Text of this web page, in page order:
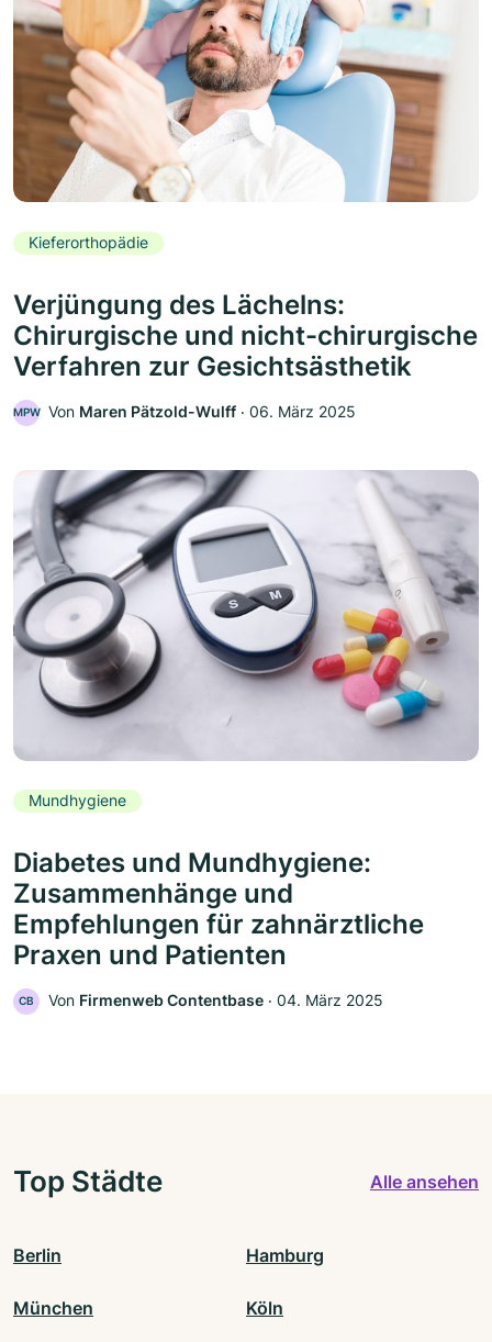
Kieferorthopädie
Verjüngung des Lächelns:
Chirurgische und nicht-chirurgische
Verfahren zur Gesichtsästhetik
MPW Von Maren Pätzold-Wulff ‧ 06. März 2025
Mundhygiene
Diabetes und Mundhygiene:
Zusammenhänge und
Empfehlungen für zahnärztliche
Praxen und Patienten
CB Von Firmenweb Contentbase ‧ 04. März 2025
Top Städte Alle ansehen
Berlin Hamburg
München Köln